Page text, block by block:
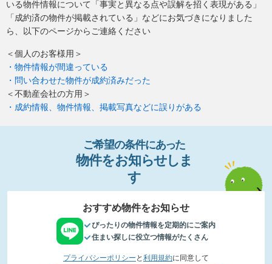
いる物件情報について「事実と異なる点や誤解を招く表現がある」
「成約済の物件が掲載されている」などにお気づきになりました
ら、以下のページからご連絡ください
＜個人のお客様用＞
・物件情報が間違っている
・問い合わせた物件が成約済みだった
＜不動産会社の方用＞
・成約情報、物件情報、掲載写真などに誤りがある
ご希望の条件にあった
物件をお知らせし ま
す
おすすめ物件をお知らせ
ぴったりの物件情報を定期的にご案内
住まい探しに役立つ情報がたくさん
プライバシーポリシー と 利用規約に同意して